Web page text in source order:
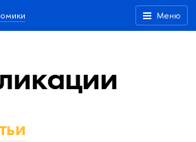
Меню